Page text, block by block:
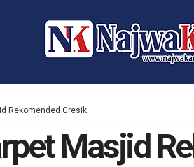
Rekomended Gresik
Masjid